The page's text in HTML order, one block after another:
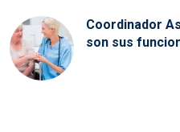
Coordinador
son sus